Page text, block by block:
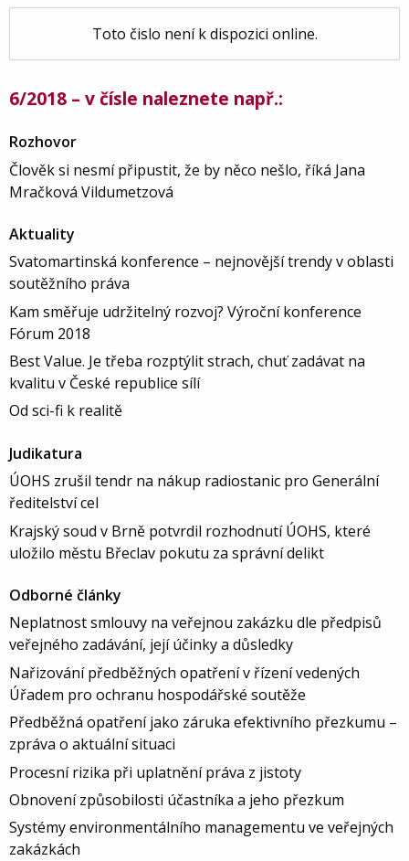
Toto čislo není k dispozici online.
6/2018 – v čísle naleznete např.:
Rozhovor
Člověk si nesmí připustit, že by něco nešlo, říká Jana
Mračková Vildumetzová
Aktuality
Svatomartinská konference – nejnovější trendy v oblasti
soutěžního práva
Kam směřuje udržitelný rozvoj? Výroční konference
Fórum 2018
Best Value. Je třeba rozptýlit strach, chuť zadávat na
kvalitu v České republice sílí
Od sci-fi k realitě
Judikatura
ÚOHS zrušil tendr na nákup radiostanic pro Generální
ředitelství cel
Krajský soud v Brně potvrdil rozhodnutí ÚOHS, které
uložilo městu Břeclav pokutu za správní delikt
Odborné články
Neplatnost smlouvy na veřejnou zakázku dle předpisů
veřejného zadávání, její účinky a důsledky
Nařizování předběžných opatření v řízení vedených
Úřadem pro ochranu hospodářské soutěže
Předběžná opatření jako záruka efektivního přezkumu –
zpráva o aktuální situaci
Procesní rizika při uplatnění práva z jistoty
Obnovení způsobilosti účastníka a jeho přezkum
Systémy environmentálního managementu ve veřejných
zakázkách